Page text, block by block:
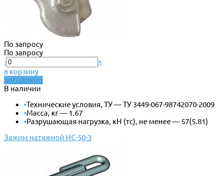
По запросу
По запросу
-
+
в корзину
добавлено
В наличии
•Технические условия, ТУ — ТУ 3449-067-98742070-2009
•Масса, кг — 1.67
•Разрушающая нагрузка, кН (тс), не менее — 57(5.81)
Зажим натяжной НС-50-3